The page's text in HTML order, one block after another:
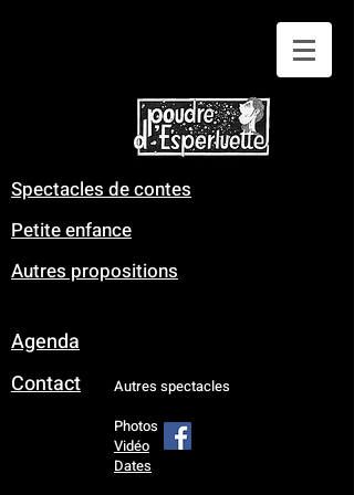
Spectacles de contes
Petite enfance
Autres propositions
Agenda
Contact
Autres spectacles
Photos
Vidéo
Dates